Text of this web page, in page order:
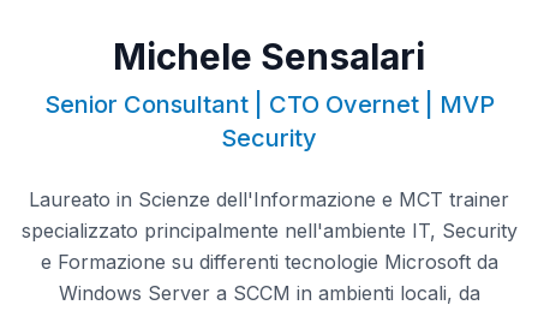
Michele Sensalari
Senior Consultant | CTO Overnet | MVP
Security
Laureato in Scienze dell'Informazione e MCT trainer
specializzato principalmente nell'ambiente IT, Security
e Formazione su differenti tecnologie Microsoft da
Windows Server a SCCM in ambienti locali, da